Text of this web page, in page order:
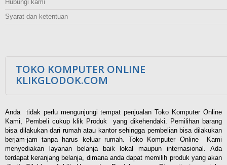
Hubungi kami
Syarat dan ketentuan
TOKO KOMPUTER ONLINE
KLIKGLODOK.COM
Anda tidak perlu mengunjungi tempat penjualan Toko Komputer Online
Kami, Pembeli cukup klik Produk yang dikehendaki. Pemilihan barang
bisa dilakukan dari rumah atau kantor sehingga pembelian bisa dilakukan
berjam-jam tanpa harus keluar rumah. Toko Komputer Online Kami
menyediakan layanan belanja baik lokal maupun internasional. Ada
terdapat keranjang belanja, dimana anda dapat memilih produk yang akan